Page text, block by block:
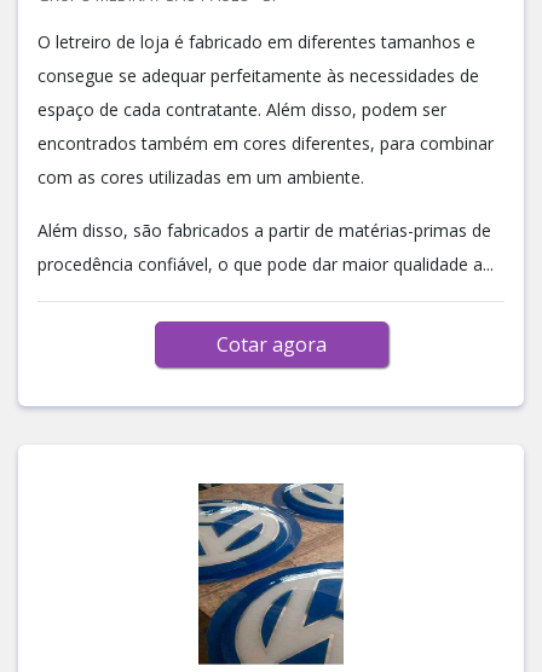
O letreiro de loja é fabricado em diferentes tamanhos e
consegue se adequar perfeitamente às necessidades de
espaço de cada contratante. Além disso, podem ser
encontrados também em cores diferentes, para combinar
com as cores utilizadas em um ambiente.
Além disso, são fabricados a partir de matérias-primas de
procedência confiável, o que pode dar maior qualidade a...
Cotar agora